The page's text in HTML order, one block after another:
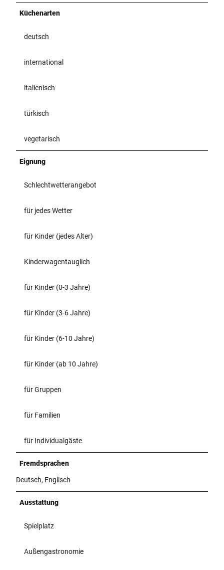
Küchenarten
deutsch
international
italienisch
türkisch
vegetarisch
Eignung
Schlechtwetterangebot
für jedes Wetter
für Kinder (jedes Alter)
Kinderwagentauglich
für Kinder (0-3 Jahre)
für Kinder (3-6 Jahre)
für Kinder (6-10 Jahre)
für Kinder (ab 10 Jahre)
für Gruppen
für Familien
für Individualgäste
Fremdsprachen
Deutsch, Englisch
Ausstattung
Spielplatz
Außengastronomie